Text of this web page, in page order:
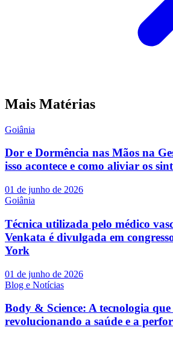
Mais Matérias
Goiânia
Dor e Dormência nas Mãos na
isso acontece e como aliviar os
01 de junho de 2026
Goiânia
Técnica utilizada pelo médico
Venkata é divulgada em
York
01 de junho de 2026
Blog e Notícias
Body & Science: A tecnologia que
revolucionando a saúde e a